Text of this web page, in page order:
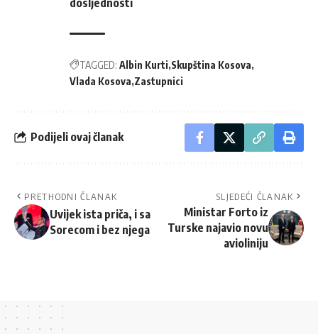
TAGGED: Albin Kurti Skupština Kosova
Vlada Kosova Zastupnici
Podijeli ovaj članak
PRETHODNI ČLANAK
Uvijek ista priča, i sa
Sorecom i bez njega
SLJEDEĆI ČLANAK
Ministar Forto iz
Turske najavio novu
avioliniju